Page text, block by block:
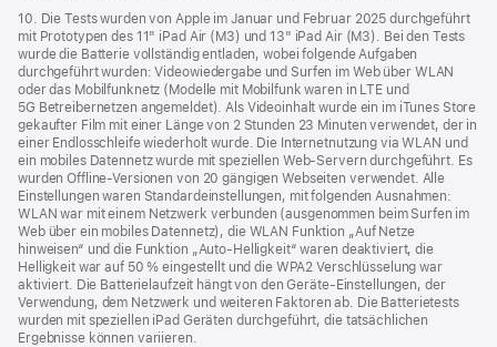
10. Die Tests wurden von Apple im Januar und Februar 2025 durchgeführt
mit Prototypen des 11" iPad Air (M3) und 13" iPad Air (M3). Bei den Tests
wurde die Batterie vollständig entladen, wobei folgende Aufgaben
durchgeführt wurden: Videowiedergabe und Surfen im Web über WLAN
oder das Mobilfunknetz (Modelle mit Mobilfunk waren in LTE und
5G Betreibernetzen angemeldet). Als Videoinhalt wurde ein im iTunes Store
gekaufter Film mit einer Länge von 2 Stunden 23 Minuten verwendet, der in
einer Endlosschleife wiederholt wurde. Die Internetnutzung via WLAN und
ein mobiles Datennetz wurde mit speziellen Web-Servern durchgeführt. Es
wurden Offline-Versionen von 20 gängigen Webseiten verwendet. Alle
Einstellungen waren Standard­einstellungen, mit folgenden Ausnahmen:
WLAN war mit einem Netzwerk verbunden (ausgenommen beim Surfen im
Web über ein mobiles Datennetz), die WLAN Funktion „Auf Netze
hinweisen“ und die Funktion „Auto-Helligkeit“ waren deaktiviert, die
Helligkeit war auf 50 % eingestellt und die WPA2 Verschlüsselung war
aktiviert. Die Batterielaufzeit hängt von den Geräte-Einstellungen, der
Verwendung, dem Netzwerk und weiteren Faktoren ab. Die Batterietests
wurden mit speziellen iPad Geräten durchgeführt, die tatsächlichen
Ergebnisse können variieren.